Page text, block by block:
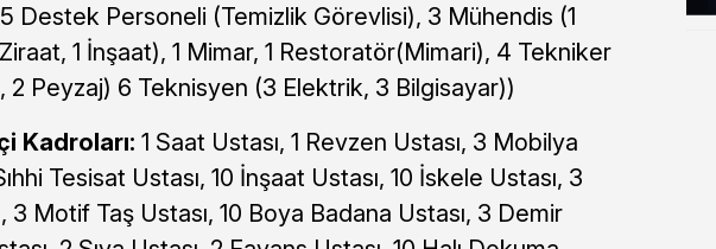
Destek Personeli (Temizlik Görevlisi), 3 Mühendis (1
1 İnşaat), 1 Mimar, 1 Restoratör(Mimari), 4 Tekniker
2 Peyzaj) 6 Teknisyen (3 Elektrik, 3 Bilgisayar))
Kadroları: 1 Saat Ustası, 1 Revzen Ustası, 3 Mobilya
Tesisat Ustası, 10 İnşaat Ustası, 10 İskele Ustası, 3
3 Motif Taş Ustası, 10 Boya Badana Ustası, 3 Demir